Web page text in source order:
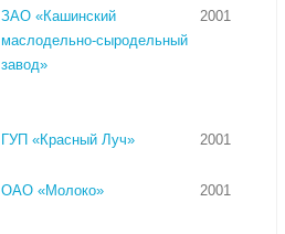
ЗАО «Кашинский
маслодельно-сыродельный
завод»
2001
ГУП «Красный Луч» 2001
ОАО «Молоко» 2001